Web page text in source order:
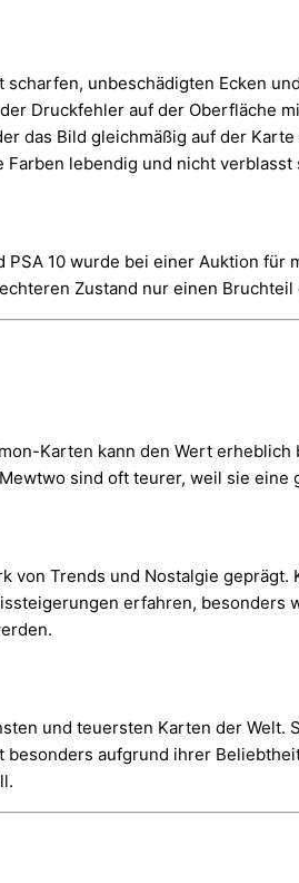
scharfen, unbeschädigten Ecken
Druckfehler auf der Oberfläche
das Bild gleichmäßig auf der
Farben lebendig und nicht
PSA 10 wurde bei einer Auktion
Zustand nur einen
Karten kann den Wert
sind oft teurer, weil sie eine
von Trends und Nostalgie geprägt.
erfahren, besonders
und teuersten Karten der Welt.
besonders aufgrund ihrer